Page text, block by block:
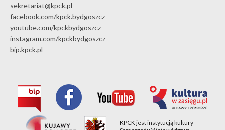
sekretariat@kpck.pl
facebook.com/kpck.bydgoszcz
youtube.com/kpckbydgoszcz
instagram.com/kpckbydgoszcz
bip.kpck.pl
KPCK jest instytucją kultury